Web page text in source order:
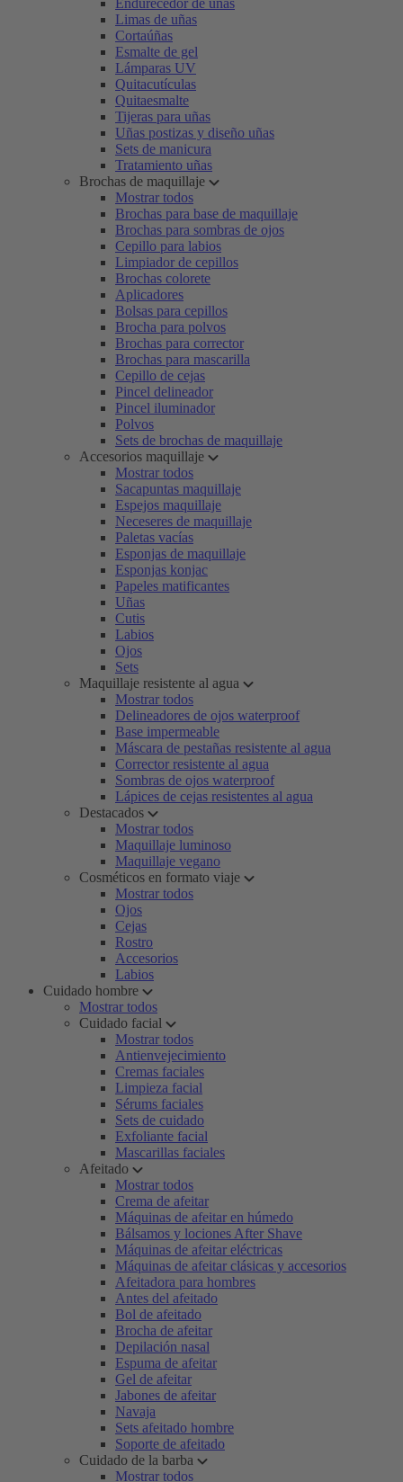
Endurecedor de uñas
Limas de uñas
Cortaúñas
Esmalte de gel
Lámparas UV
Quitacutículas
Quitaesmalte
Tijeras para uñas
Uñas postizas y diseño uñas
Sets de manicura
Tratamiento uñas
Brochas de maquillaje
Mostrar todos
Brochas para base de maquillaje
Brochas para sombras de ojos
Cepillo para labios
Limpiador de cepillos
Brochas colorete
Aplicadores
Bolsas para cepillos
Brocha para polvos
Brochas para corrector
Brochas para mascarilla
Cepillo de cejas
Pincel delineador
Pincel iluminador
Polvos
Sets de brochas de maquillaje
Accesorios maquillaje
Mostrar todos
Sacapuntas maquillaje
Espejos maquillaje
Neceseres de maquillaje
Paletas vacías
Esponjas de maquillaje
Esponjas konjac
Papeles matificantes
Uñas
Cutis
Labios
Ojos
Sets
Maquillaje resistente al agua
Mostrar todos
Delineadores de ojos waterproof
Base impermeable
Máscara de pestañas resistente al agua
Corrector resistente al agua
Sombras de ojos waterproof
Lápices de cejas resistentes al agua
Destacados
Mostrar todos
Maquillaje luminoso
Maquillaje vegano
Cosméticos en formato viaje
Mostrar todos
Ojos
Cejas
Rostro
Accesorios
Labios
Cuidado hombre
Mostrar todos
Cuidado facial
Mostrar todos
Antienvejecimiento
Cremas faciales
Limpieza facial
Sérums faciales
Sets de cuidado
Exfoliante facial
Mascarillas faciales
Afeitado
Mostrar todos
Crema de afeitar
Máquinas de afeitar en húmedo
Bálsamos y lociones After Shave
Máquinas de afeitar eléctricas
Máquinas de afeitar clásicas y accesorios
Afeitadora para hombres
Antes del afeitado
Bol de afeitado
Brocha de afeitar
Depilación nasal
Espuma de afeitar
Gel de afeitar
Jabones de afeitar
Navaja
Sets afeitado hombre
Soporte de afeitado
Cuidado de la barba
Mostrar todos